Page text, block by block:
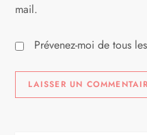
mail.
Prévenez-moi de tous